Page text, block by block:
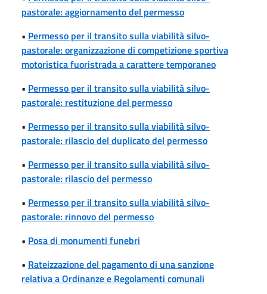
pastorale: aggiornamento del permesso
• Permesso per il transito sulla viabilità silvo-
pastorale: organizzazione di competizione sportiva
motoristica fuoristrada a carattere temporaneo
• Permesso per il transito sulla viabilità silvo-
pastorale: restituzione del permesso
• Permesso per il transito sulla viabilità silvo-
pastorale: rilascio del duplicato del permesso
• Permesso per il transito sulla viabilità silvo-
pastorale: rilascio del permesso
• Permesso per il transito sulla viabilità silvo-
pastorale: rinnovo del permesso
• Posa di monumenti funebri
• Rateizzazione del pagamento di una sanzione
relativa a Ordinanze e Regolamenti comunali